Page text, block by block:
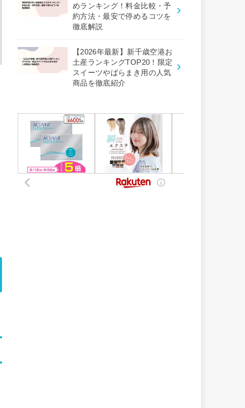
めランキング！料金比較・予
約方法・最安で停めるコツを
徹底解説
【2026年最新】新千歳空港お
土産ランキングTOP20！限定
スイーツやばらまき用の人気
商品を徹底紹介